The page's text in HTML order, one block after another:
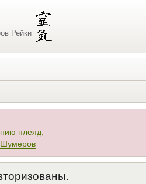
Рейки
плеяд,
Шумеров